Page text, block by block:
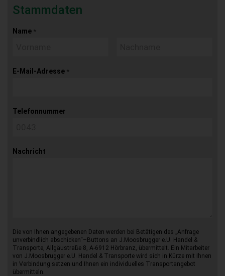
Stammdaten
Name *
E-Mail-Adresse *
Telefonnummer
Nachricht
Die von Ihnen angegebenen Daten werden bei Betätigen des „Anfrage
unverbindlich abschicken“–Buttons an J.Moosbrugger e.U. Handel &
Transporte, Allgäustraße 8, A-6912 Hörbranz, übermittelt. Ein Mitarbeiter
von J.Moosbrugger e.U. Handel & Transporte wird sich in Kürze mit Ihnen
in Verbindung setzen und Ihnen ein individuelles Transportangebot
übermitteln.